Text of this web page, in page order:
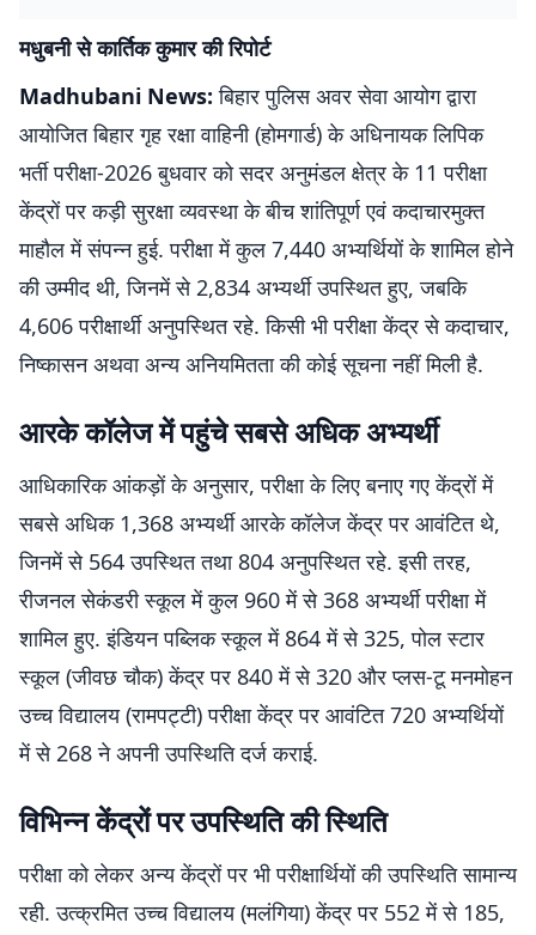
मधुबनी से कार्तिक कुमार की रिपोर्ट
Madhubani News: बिहार पुलिस अवर सेवा आयोग द्वारा
आयोजित बिहार गृह रक्षा वाहिनी (होमगार्ड) के अधिनायक लिपिक
भर्ती परीक्षा-2026 बुधवार को सदर अनुमंडल क्षेत्र के 11 परीक्षा
केंद्रों पर कड़ी सुरक्षा व्यवस्था के बीच शांतिपूर्ण एवं कदाचारमुक्त
माहौल में संपन्न हुई. परीक्षा में कुल 7,440 अभ्यर्थियों के शामिल होने
की उम्मीद थी, जिनमें से 2,834 अभ्यर्थी उपस्थित हुए, जबकि
4,606 परीक्षार्थी अनुपस्थित रहे. किसी भी परीक्षा केंद्र से कदाचार,
निष्कासन अथवा अन्य अनियमितता की कोई सूचना नहीं मिली है.
आरके कॉलेज में पहुंचे सबसे अधिक अभ्यर्थी
आधिकारिक आंकड़ों के अनुसार, परीक्षा के लिए बनाए गए केंद्रों में
सबसे अधिक 1,368 अभ्यर्थी आरके कॉलेज केंद्र पर आवंटित थे,
जिनमें से 564 उपस्थित तथा 804 अनुपस्थित रहे. इसी तरह,
रीजनल सेकंडरी स्कूल में कुल 960 में से 368 अभ्यर्थी परीक्षा में
शामिल हुए. इंडियन पब्लिक स्कूल में 864 में से 325, पोल स्टार
स्कूल (जीवछ चौक) केंद्र पर 840 में से 320 और प्लस-टू मनमोहन
उच्च विद्यालय (रामपट्टी) परीक्षा केंद्र पर आवंटित 720 अभ्यर्थियों
में से 268 ने अपनी उपस्थिति दर्ज कराई.
विभिन्न केंद्रों पर उपस्थिति की स्थिति
परीक्षा को लेकर अन्य केंद्रों पर भी परीक्षार्थियों की उपस्थिति सामान्य
रही. उत्क्रमित उच्च विद्यालय (मलंगिया) केंद्र पर 552 में से 185,